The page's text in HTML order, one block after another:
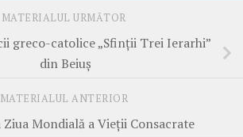
MATERIALUL URMĂTOR
greco-catolice „Sfinții Trei Ierarhi”
din Beiuș
MATERIALUL ANTERIOR
Ziua Mondială a Vieții Consacrate